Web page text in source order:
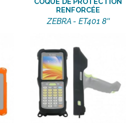
RENFORCÉE
ZEBRA - ET401 8''